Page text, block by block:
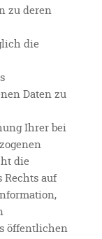
zu deren
die
Daten zu
Ihrer bei
die
Rechts auf
öffentlichen